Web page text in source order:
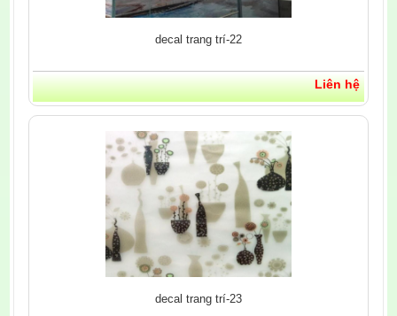
decal trang trí-22
Liên hệ
decal trang trí-23